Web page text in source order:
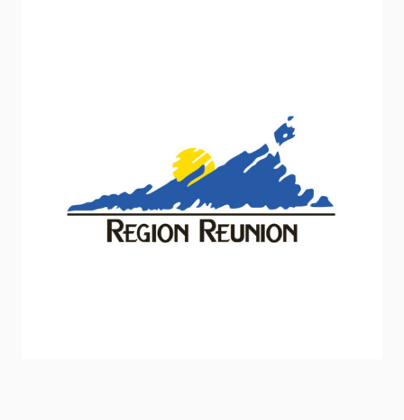
Conseil Régional de la Réunion
Sport - Loisirs - Jeunesse